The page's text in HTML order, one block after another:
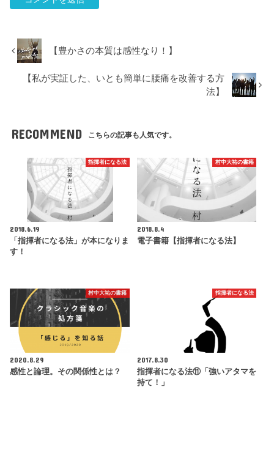
【豊かさの本質は感性なり！】
【私が実証した、いとも簡単に腰痛を改善する方
法】
RECOMMEND こちらの記事も人気です。
指揮者になる法
2018.6.19
「指揮者になる法」が本になりま
す！
村中大祐の書籍
2018.8.4
電子書籍【指揮者になる法】
村中大祐の書籍
2020.8.29
感性と論理。その関係性とは？
指揮者になる法
2017.8.30
指揮者になる法⑪「強いアタマを
持て！」